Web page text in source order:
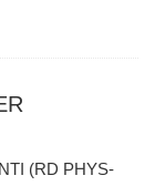
(RD PHYS-